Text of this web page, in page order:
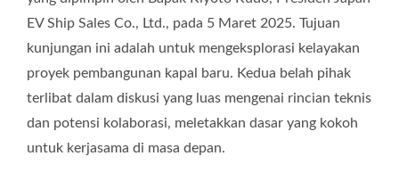
EV Ship Sales Co., Ltd., pada 5 Maret 2025. Tujuan
kunjungan ini adalah untuk mengeksplorasi kelayakan
proyek pembangunan kapal baru. Kedua belah pihak
terlibat dalam diskusi yang luas mengenai rincian teknis
dan potensi kolaborasi, meletakkan dasar yang kokoh
untuk kerjasama di masa depan.